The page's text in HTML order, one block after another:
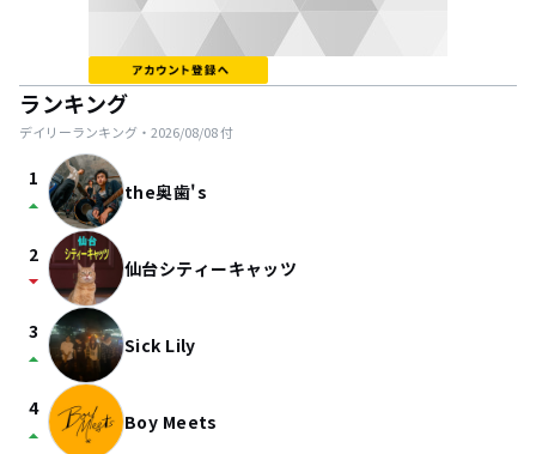
ランキング
デイリーランキング・ 2026/08/08付
1
arrow_drop_up the奥歯's
2
arrow_drop_down 仙台シティーキャッツ
3
arrow_drop_up Sick Lily
4
arrow_drop_up Boy Meets